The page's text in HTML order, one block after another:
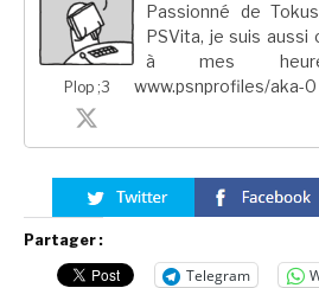
Plop ;3
Passionné de
PSVita, je suis aussi
à mes
www.psnprofiles/aka-0
Partager :
Telegram